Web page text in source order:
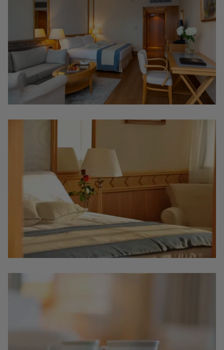
CLUB DE FIDÉLITÉ DES INVITÉS
PRIVILÈGES CONNEXION